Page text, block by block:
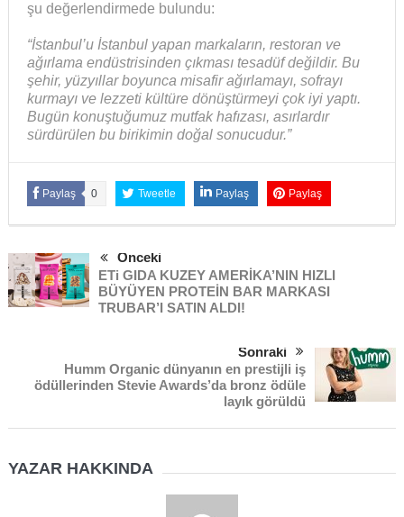
şu değerlendirmede bulundu:
“İstanbul’u İstanbul yapan markaların, restoran ve
ağırlama endüstrisinden çıkması tesadüf değildir. Bu
şehir, yüzyıllar boyunca misafir ağırlamayı, sofrayı
kurmayı ve lezzeti kültüre dönüştürmeyi çok iyi yaptı.
Bugün konuştuğumuz mutfak hafızası, asırlardır
sürdürülen bu birikimin doğal sonucudur.”
Paylaş 0 Tweetle Paylaş Paylaş
Önceki
ETi GIDA KUZEY AMERİKA’NIN HIZLI
BÜYÜYEN PROTEİN BAR MARKASI
TRUBAR’I SATIN ALDI!
Sonraki
Humm Organic dünyanın en prestijli iş
ödüllerinden Stevie Awards’da bronz ödüle
layık görüldü
YAZAR HAKKINDA